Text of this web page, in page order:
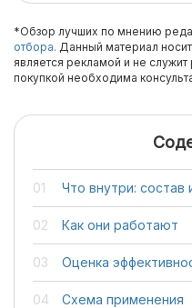
*Обзор лучших по мнению
отбора. Данный материал
является рекламой и не
покупкой необходима
Что внутри: состав
Как они работают
Оценка
Схема применения